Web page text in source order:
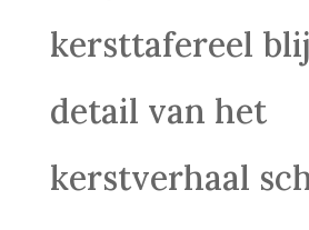
kersttafereel
detail van het
kerstverhaal